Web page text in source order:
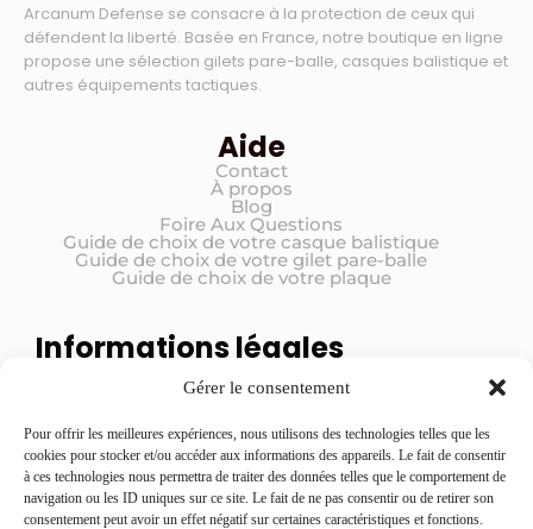
Gérer le consentement
Pour offrir les meilleures expériences, nous utilisons des technologies telles que les
cookies pour stocker et/ou accéder aux informations des appareils. Le fait de consentir
à ces technologies nous permettra de traiter des données telles que le comportement de
navigation ou les ID uniques sur ce site. Le fait de ne pas consentir ou de retirer son
consentement peut avoir un effet négatif sur certaines caractéristiques et fonctions.
Arcanum Defense se consacre à la protection de ceux qui
défendent la liberté. Basée en France, notre boutique en ligne
propose une sélection gilets pare-balle, casques balistique et
autres équipements tactiques.
Aide
Contact
À propos
Blog
Foire Aux Questions
Guide de choix de votre casque balistique
Guide de choix de votre gilet pare-balle
Guide de choix de votre plaque
Informations légales
Conditions générales de vente (CGV)
Registre de traitement
Rejoignez l'équipe